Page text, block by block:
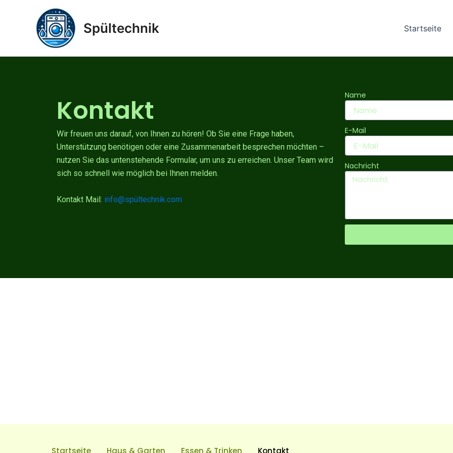
Spültechnik Startseite
Kontakt
Wir freuen uns darauf, von Ihnen zu hören! Ob Sie eine Frage haben,
Unterstützung benötigen oder eine Zusammenarbeit besprechen möchten –
nutzen Sie das untenstehende Formular, um uns zu erreichen. Unser Team wird
sich so schnell wie möglich bei Ihnen melden.
Kontakt Mail: info@spültechnik.com
Name
E-Mail
Nachricht
Startseite Haus & Garten Essen & Trinken Kontakt